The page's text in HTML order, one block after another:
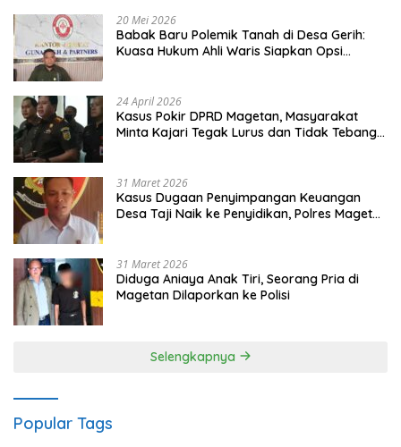
20 Mei 2026
Babak Baru Polemik Tanah di Desa Gerih:
Kuasa Hukum Ahli Waris Siapkan Opsi
24 April 2026
Kasus Pokir DPRD Magetan, Masyarakat
Minta Kajari Tegak Lurus dan Tidak Tebang
31 Maret 2026
Kasus Dugaan Penyimpangan Keuangan
Desa Taji Naik ke Penyidikan, Polres Magetan
31 Maret 2026
Diduga Aniaya Anak Tiri, Seorang Pria di
Magetan Dilaporkan ke Polisi
Selengkapnya
Popular Tags